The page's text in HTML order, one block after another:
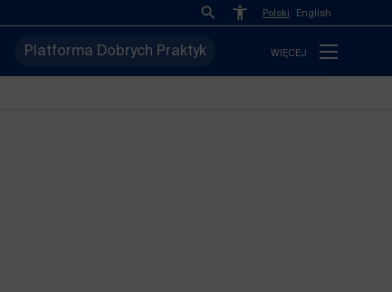
Polski English
Platforma Dobrych Praktyk WIĘCEJ